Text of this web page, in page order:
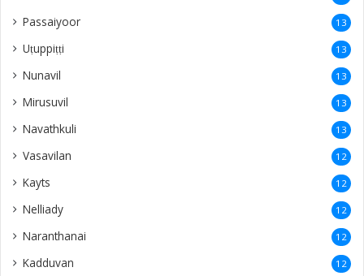
Passaiyoor 13
Uṭuppiṭṭi 13
Nunavil 13
Mirusuvil 13
Navathkuli 13
Vasavilan 12
Kayts 12
Nelliady 12
Naranthanai 12
Kadduvan 12